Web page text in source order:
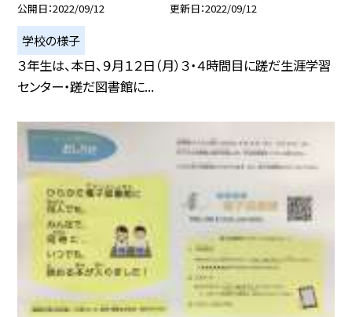
公開日 2022/09/12 更新日 2022/09/12
学校の様子
３年生は、本日、９月１２日（月）３・４時間目に蹉だ生涯学習
センター・蹉だ図書館に...